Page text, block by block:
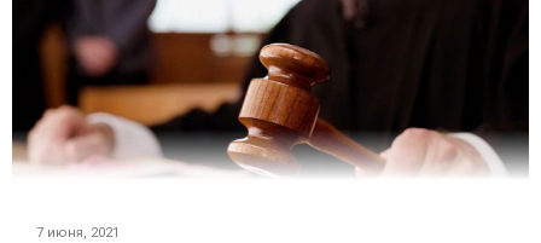
7 июня, 2021